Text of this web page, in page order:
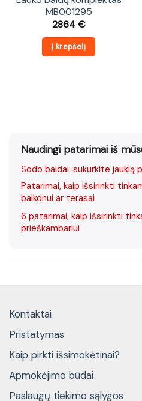
MB001295
2864€
Į krepšelį
Naudingi patarimai iš
Sodo baldai: sukurkite jaukią
Patarimai, kaip išsirinkti
balkonui ar terasai
6 patarimai, kaip išsirinkti
prieškambariui
Kontaktai
Pristatymas
Kaip pirkti išsimokėtinai?
Apmokėjimo būdai
Paslaugų tiekimo sąlygos